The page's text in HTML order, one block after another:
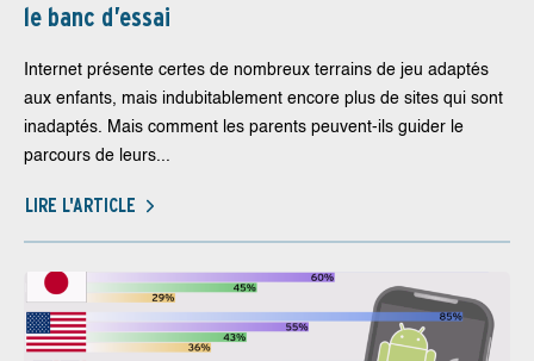
le banc d’essai
Internet présente certes de nombreux terrains de jeu adaptés
aux enfants, mais indubitablement encore plus de sites qui sont
inadaptés. Mais comment les parents peuvent-ils guider le
parcours de leurs...
LIRE L'ARTICLE